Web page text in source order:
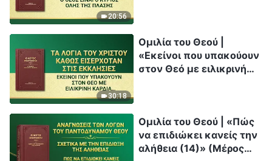
20:56
30:18
Ομιλία του Θεού |
«Εκείνοι που υπακούουν
στον Θεό με ειλικρινή
Ομιλία του Θεού | «Πώς
να επιδιώκει κανείς την
αλήθεια (14)» (Μέρος